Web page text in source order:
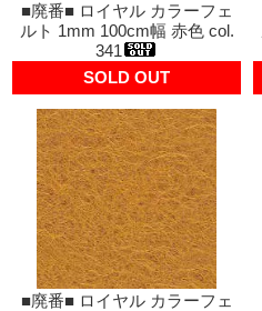
■廃番■ ロイヤル カラーフェ
ルト 1mm 100cm幅 赤色 col.
341
SOLD OUT
■廃番■ ロイヤル カラーフェ